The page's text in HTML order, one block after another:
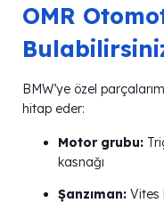
OMR
BMW’ye özel
hitap eder:
Motor grubu:
kasnağı
Şanzıman: Vites